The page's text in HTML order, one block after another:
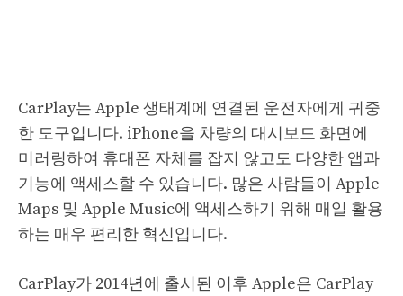
CarPlay는 Apple 생태계에 연결된 운전자에게 귀중
한 도구입니다. iPhone을 차량의 대시보드 화면에
미러링하여 휴대폰 자체를 잡지 않고도 다양한 앱과
기능에 액세스할 수 있습니다. 많은 사람들이 Apple
Maps 및 Apple Music에 액세스하기 위해 매일 활용
하는 매우 편리한 혁신입니다.
CarPlay가 2014년에 출시된 이후 Apple은 CarPlay